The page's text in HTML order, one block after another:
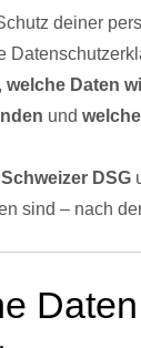
deiner
welche Daten
und
Schweizer DSG
sind – nach